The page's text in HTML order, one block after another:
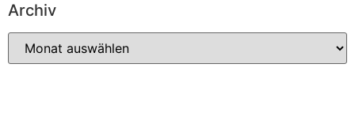
Archiv